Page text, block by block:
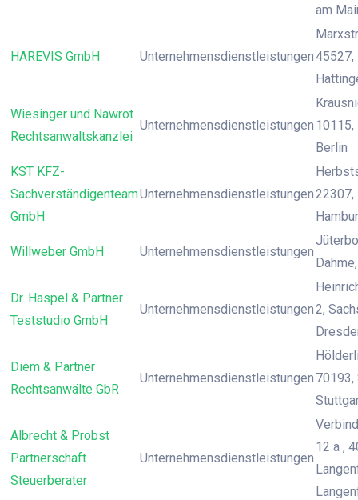
am
HAREVIS GmbH Unternehmensdienstleistungen45527,
Wiesinger und Nawrot
Rechtsanwaltskanzlei
Unternehmensdienstleistungen 10115,
Berlin
KST KFZ-
Sachverständigenteam
GmbH
Unternehmensdienstleistungen22307,
Willweber GmbH Unternehmensdienstleistungen
Dr. Haspel & Partner
Teststudio GmbH
Unternehmensdienstleistungen2,
Diem & Partner
Rechtsanwälte GbR
Unternehmensdienstleistungen 70193,
Albrecht & Probst
Partnerschaft
Steuerberater
Unternehmensdienstleistungen
12 a ,